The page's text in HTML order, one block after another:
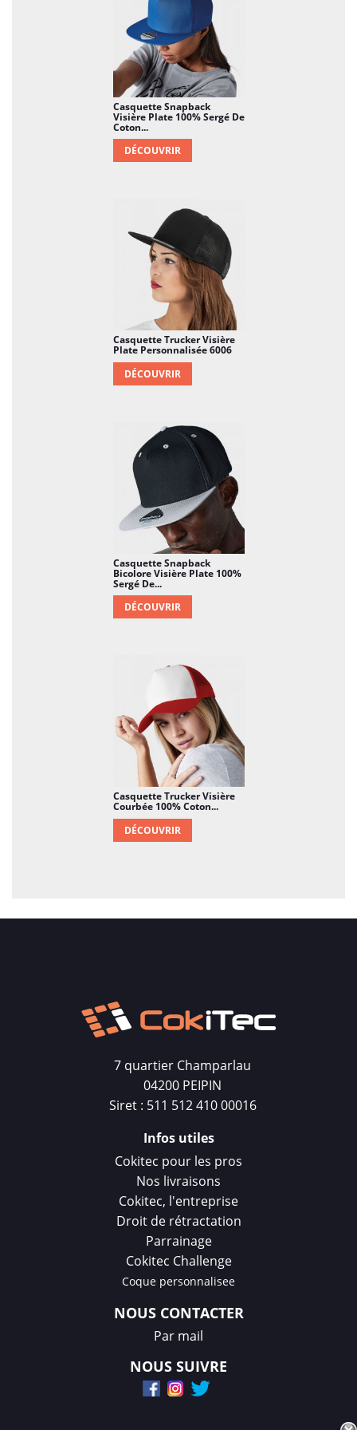
Casquette Snapback
Visière Plate 100% Sergé De
Coton...
DÉCOUVRIR
Casquette Trucker Visière
Plate Personnalisée 6006
DÉCOUVRIR
Casquette Snapback
Bicolore Visière Plate 100%
Sergé De...
DÉCOUVRIR
Casquette Trucker Visière
Courbée 100% Coton...
DÉCOUVRIR
7 quartier Champarlau
04200 PEIPIN
Siret : 511 512 410 00016
Infos utiles
Cokitec pour les pros
Nos livraisons
Cokitec, l'entreprise
Droit de rétractation
Parrainage
Cokitec Challenge
Coque personnalisee
NOUS CONTACTER
Par mail
NOUS SUIVRE